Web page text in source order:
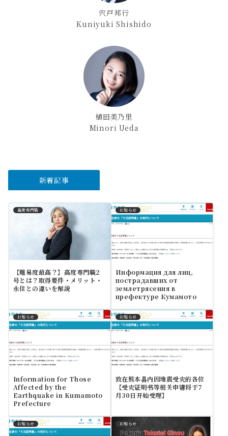
宍戸邦行
Kuniyuki Shishido
植田美乃里
Minori Ueda
新着記事
高度専門職
【難易度最高？】高度専門職2
号とは？取得要件・メリット・
永住との違いを解説
お知らせ
Информация для лиц,
пострадавших от
землетрясения в
префектуре Кумамото
お知らせ
Information for Those
Affected by the
Earthquake in Kumamoto
Prefecture
お知らせ
致在熊本县内因地震受灾的各位
【受灾证明书等相关申请将于7
月30日开始受理】
お知らせ お知らせ